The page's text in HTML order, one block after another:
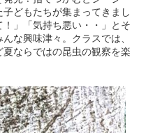
どもたちが集まってきまし
」「気持ち悪い・・」とそ
な興味津々。クラスでは、
ならではの昆虫の観察を楽